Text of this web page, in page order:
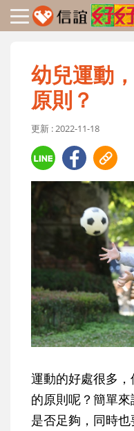
幼兒運動
原則？
更新 : 2022-11-18
運動的好處很多
的原則呢？簡單
是否足夠，同時也